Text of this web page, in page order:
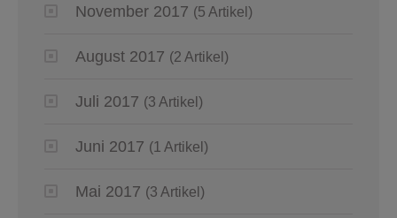
November 2017 (5 Artikel)
August 2017 (2 Artikel)
Juli 2017 (3 Artikel)
Juni 2017 (1 Artikel)
Mai 2017 (3 Artikel)